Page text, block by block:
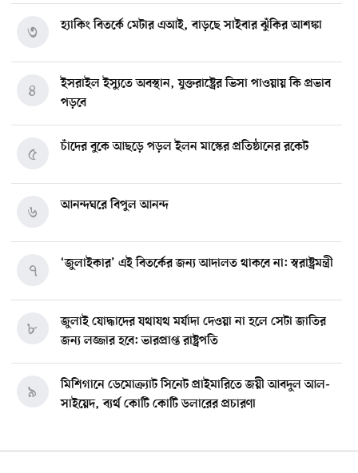
হ্যাকিং বিতর্কে মেটার এআই, বাড়ছে সাইবার ঝুঁকির আশঙ্কা
৩
ইসরাইল ইস্যুতে অবস্থান, যুক্তরাষ্ট্রের ভিসা পাওয়ায় কি প্রভাব
পড়বে
৪
চাঁদের বুকে আছড়ে পড়ল ইলন মাস্কের প্রতিষ্ঠানের রকেট
৫
আনন্দঘরে বিপুল আনন্দ
৬
‘জুলাইকার’ এই বিতর্কের জন্য আদালত থাকবে না: স্বরাষ্ট্রমন্ত্রী
৭
জুলাই যোদ্ধাদের যথাযথ মর্যাদা দেওয়া না হলে সেটা জাতির
জন্য লজ্জার হবে: ভারপ্রাপ্ত রাষ্ট্রপতি
৮
মিশিগানে ডেমোক্র্যাট সিনেট প্রাইমারিতে জয়ী আবদুল আল-
সাইয়েদ, ব্যর্থ কোটি কোটি ডলারের প্রচারণা
৯
মিশিগানে দক্ষিণ সুরমা ওয়েলফেয়ার অ্যাসোসিয়েশনের
১০